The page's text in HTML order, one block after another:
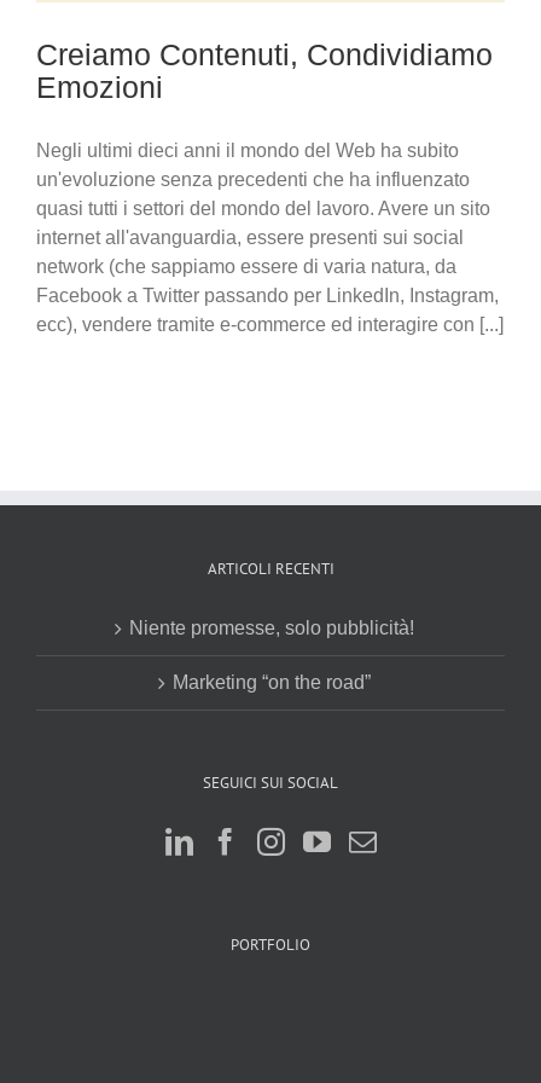
Creiamo Contenuti, Condividiamo
Emozioni
Negli ultimi dieci anni il mondo del Web ha subito
un'evoluzione senza precedenti che ha influenzato
quasi tutti i settori del mondo del lavoro. Avere un sito
internet all'avanguardia, essere presenti sui social
network (che sappiamo essere di varia natura, da
Facebook a Twitter passando per LinkedIn, Instagram,
ecc), vendere tramite e-commerce ed interagire con [...]
ARTICOLI RECENTI
Niente promesse, solo pubblicità!
Marketing “on the road”
SEGUICI SUI SOCIAL
PORTFOLIO